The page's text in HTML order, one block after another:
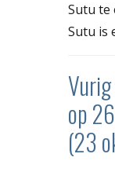
Sutu te
Sutu is
op
(23